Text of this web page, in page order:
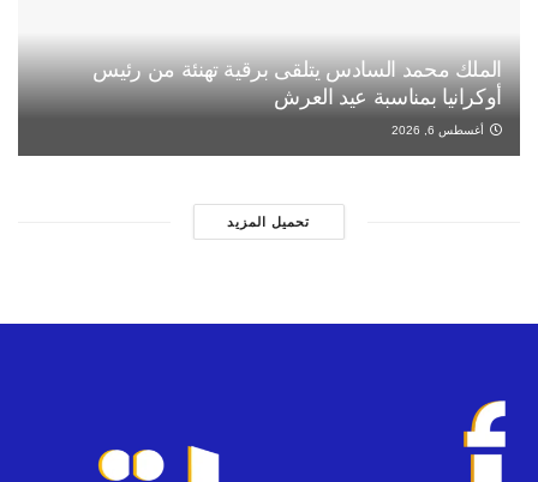
الملك محمد السادس يتلقى برقية تهنئة من رئيس
أوكرانيا بمناسبة عيد العرش
أغسطس 6, 2026
تحميل المزيد